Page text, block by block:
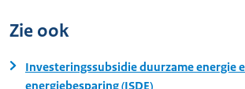
Zie ook
Investeringssubsidie duurzame energie
energiebesparing (ISDE)